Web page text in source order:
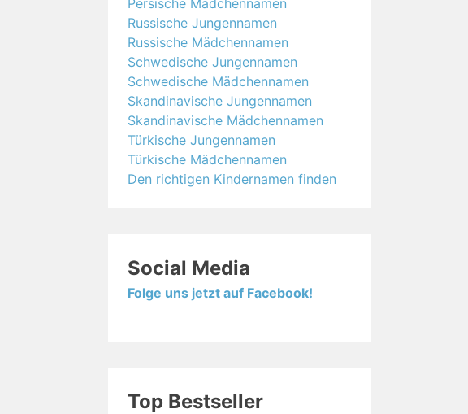
Persische Mädchennamen
Russische Jungennamen
Russische Mädchennamen
Schwedische Jungennamen
Schwedische Mädchennamen
Skandinavische Jungennamen
Skandinavische Mädchennamen
Türkische Jungennamen
Türkische Mädchennamen
Den richtigen Kindernamen finden
Social Media
Folge uns jetzt auf Facebook!
Top Bestseller